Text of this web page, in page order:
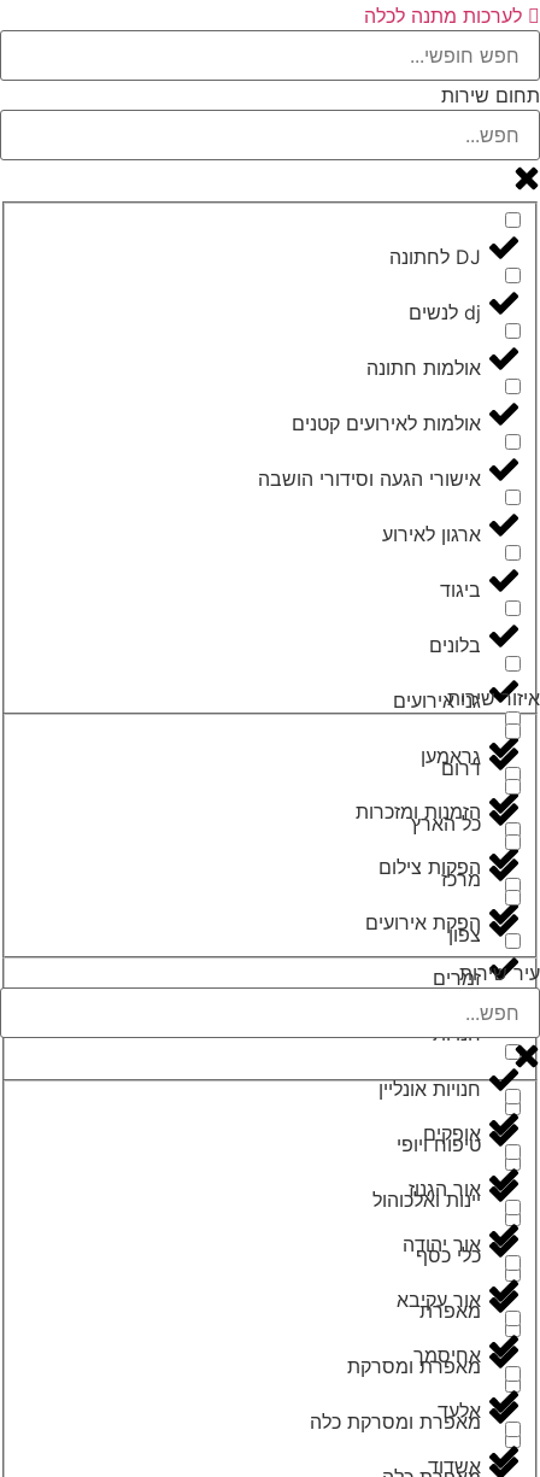
לערכות מתנה לכלה
תחום שירות
DJ לחתונה
dj לנשים
אולמות חתונה
אולמות לאירועים קטנים
אישורי הגעה וסידורי הושבה
ארגון לאירוע
ביגוד
בלונים
גני אירועים
גראמען
הזמנות ומזכרות
הפקות צילום
הפקת אירועים
זמרים
חנויות
חנויות אונליין
טיפוח ויופי
יינות ואלכוהול
כלי כסף
מאפרת
מאפרת ומסרקת
מאפרת ומסרקת כלה
איזור שירות
דרום
כל הארץ
מרכז
צפון
עיר שירות
אופקים
אור הגנוז
אור יהודה
אור עקיבא
אחיסמך
אלעד
אשדוד